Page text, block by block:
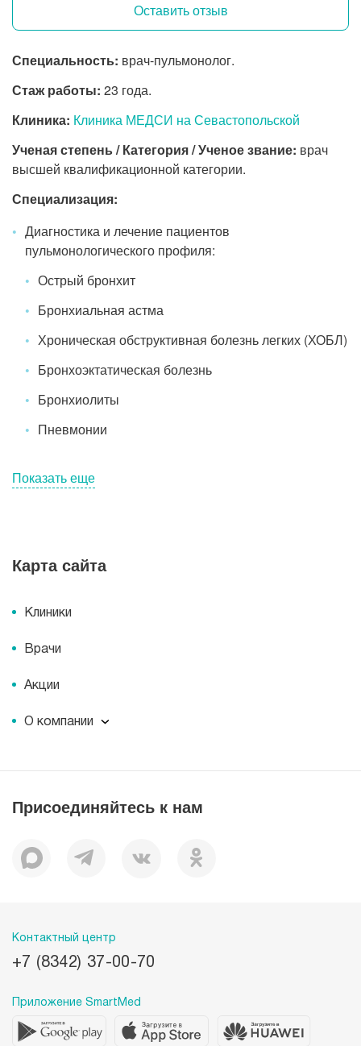
Оставить отзыв
Специальность: врач-пульмонолог.
Стаж работы: 23 года.
Клиника: Клиника МЕДСИ на Севастопольской
Ученая степень / Категория / Ученое звание: врач
высшей квалификационной категории.
Специализация:
Диагностика и лечение пациентов
пульмонологического профиля:
Острый бронхит
Бронхиальная астма
Хроническая обструктивная болезнь легких (ХОБЛ)
Бронхоэктатическая болезнь
Бронхиолиты
Пневмонии
Показать еще
Карта сайта
Клиники
Врачи
Акции
О компании
Миссия
Корпоративная социальная ответственность
Вакансии
Присоединяйтесь к нам
Контактный центр
+7 (8342) 37-00-70
Приложение SmartMed